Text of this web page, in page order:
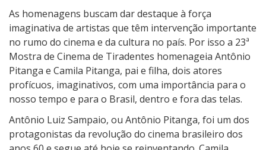
As homenagens buscam dar destaque à força
imaginativa de artistas que têm intervenção importante
no rumo do cinema e da cultura no país. Por isso a 23ª
Mostra de Cinema de Tiradentes homenageia Antônio
Pitanga e Camila Pitanga, pai e filha, dois atores
profícuos, imaginativos, com uma importância para o
nosso tempo e para o Brasil, dentro e fora das telas.
Antônio Luiz Sampaio, ou Antônio Pitanga, foi um dos
protagonistas da revolução do cinema brasileiro dos